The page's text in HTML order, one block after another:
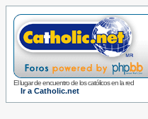
El lugar de encuentro de los católicos en la red
Ir a Catholic.net